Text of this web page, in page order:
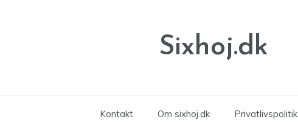
Sixhoj.dk
Kontakt Om sixhoj.dk Privatlivspolitik